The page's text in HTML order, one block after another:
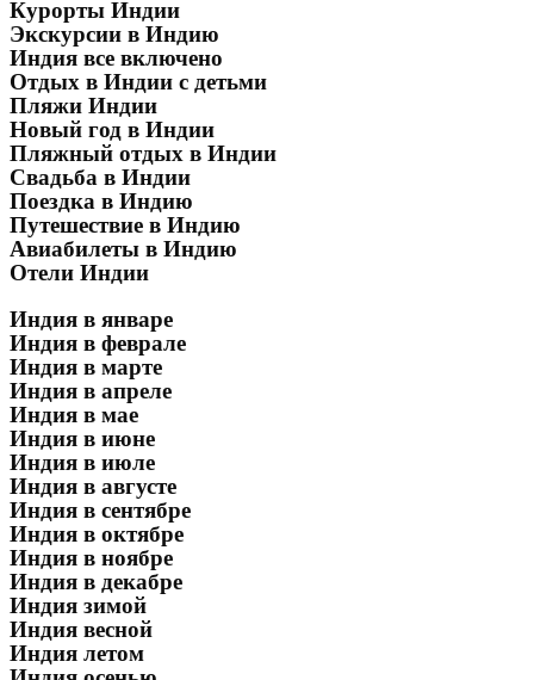
Курорты Индии
Экскурсии в Индию
Индия все включено
Отдых в Индии с детьми
Пляжи Индии
Новый год в Индии
Пляжный отдых в Индии
Свадьба в Индии
Поездка в Индию
Путешествие в Индию
Авиабилеты в Индию
Отели Индии
Индия в январе
Индия в феврале
Индия в марте
Индия в апреле
Индия в мае
Индия в июне
Индия в июле
Индия в августе
Индия в сентябре
Индия в октябре
Индия в ноябре
Индия в декабре
Индия зимой
Индия весной
Индия летом